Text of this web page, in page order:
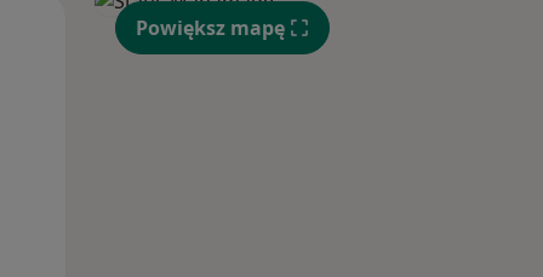
Śr, Czw,
Powiększ mapę